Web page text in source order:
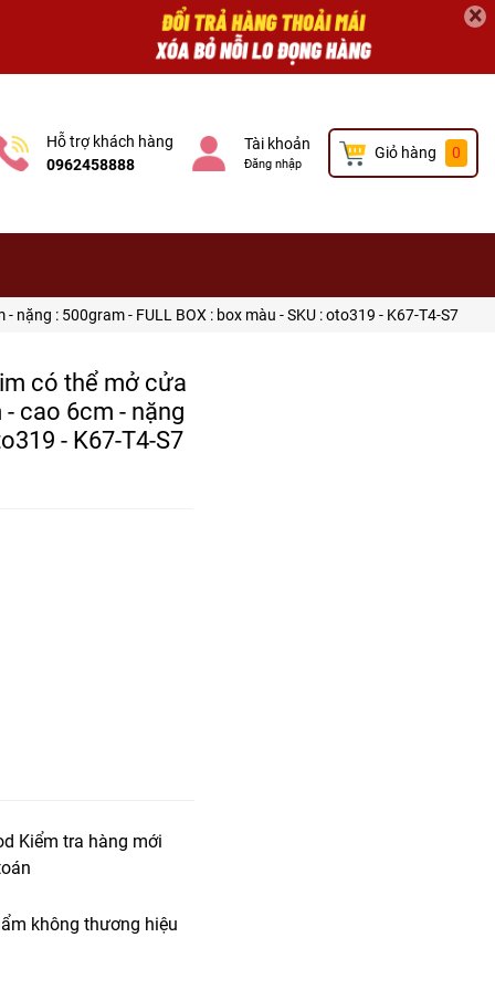
×
Hỗ trợ khách hàng
0962458888
Tài khoản
Đăng nhập
Giỏ hàng 0
: 500gram - FULL BOX : box màu - SKU : oto319 - K67-T4-S7
có thể mở cửa
cao 6cm - nặng
- K67-T4-S7
Kiểm tra hàng mới
không thương hiệu